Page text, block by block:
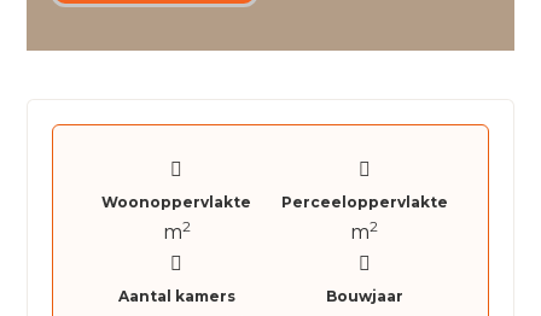
Woonoppervlakte
m2
Perceeloppervlakte
m2
Aantal kamers Bouwjaar